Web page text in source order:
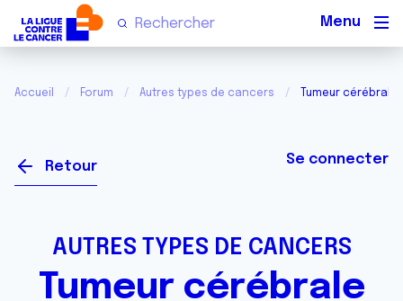
Accueil Forum Autres types de cancers Tumeur cérébrale
Retour Se connecter
AUTRES TYPES DE CANCERS
Tumeur cérébrale